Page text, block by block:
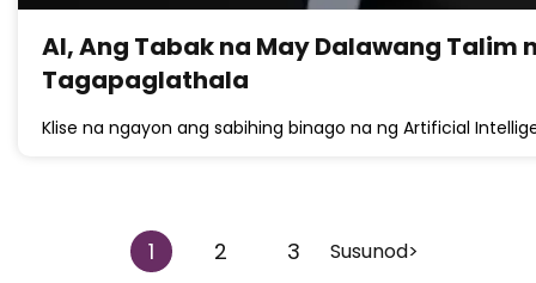
AI, Ang Tabak na May Dalawang
Tagapaglathala
Klise na ngayon ang sabihing binago na ng Artificial
1 2 3 Susunod>